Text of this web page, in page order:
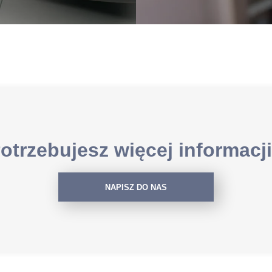
więcej
NAPISZ DO NAS